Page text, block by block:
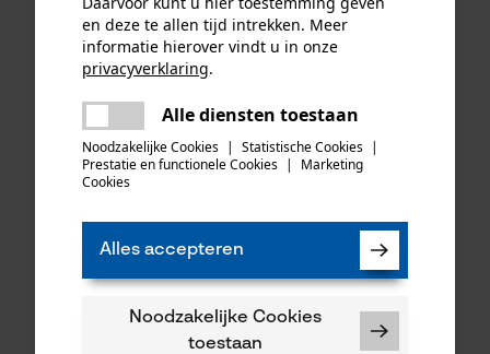
KOX Tri-star zaagblad 3/8",
bosbouwmeetlint, kort
en deze te allen tijd intrekken. Meer
informatie hierover vindt u in onze
privacyverklaring.
Alle diensten toestaan
Noodzakelijke Cookies | Statistische Cookies |
Prestatie en functionele Cookies |
Marketing
Cookies
Alles accepteren
Noodzakelijke Cookies
toestaan
Er is een fout opgetreden. Gelieve
het opnieuw te proberen.
delen
mail